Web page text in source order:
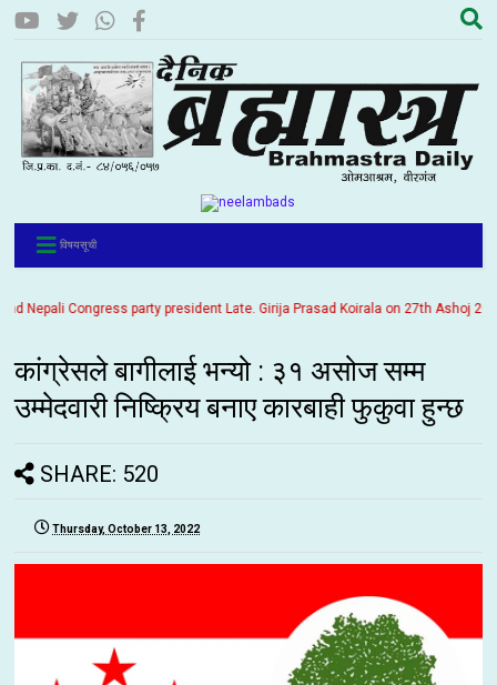
विषयसूची
Congress party president Late. Girija Prasad Koirala on 27th Ashoj
कांग्रेसले बागीलाई भन्यो : ३१ असोज सम्म
उम्मेदवारी निष्क्रिय बनाए कारबाही फुकुवा हुन्छ
SHARE: 520
Thursday, October 13, 2022